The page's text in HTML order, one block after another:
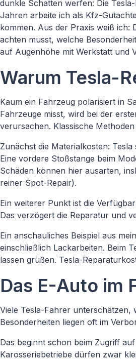
dunkle Schatten werfen: Die
Jahren arbeite ich als Kfz-
kommen. Aus der Praxis weiß ich:
achten musst, welche
auf Augenhöhe mit Werkstatt und
Warum Tesla-
Kaum ein Fahrzeug polarisiert in
Fahrzeuge misst, wird bei der
verursachen. Klassische
Zunächst die Materialkosten:
Eine vordere Stoßstange beim
Schäden können hier ausarten,
reiner Spot-Repair).
Ein weiterer Punkt ist die
Das verzögert die Reparatur und
Ein anschauliches Beispiel aus
einschließlich Lackarbeiten. Beim
lassen grüßen. Tesla-
Das E-Auto im
Viele Tesla-Fahrer unterschätzen,
Besonderheiten liegen oft im
Das beginnt schon beim Zugriff
Karosseriebetriebe dürfen zwar